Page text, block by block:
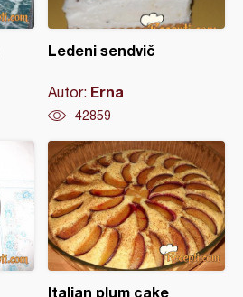
Ledeni sendvič
Autor: Erna
42859
Italian plum cake